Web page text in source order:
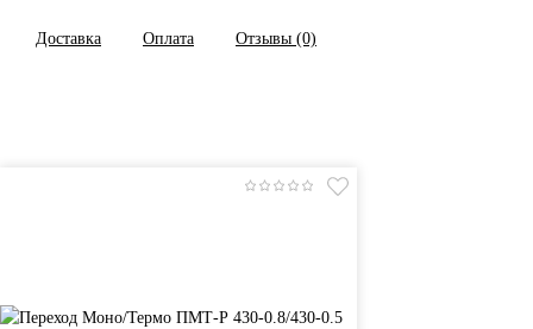
Доставка Оплата Отзывы (0)